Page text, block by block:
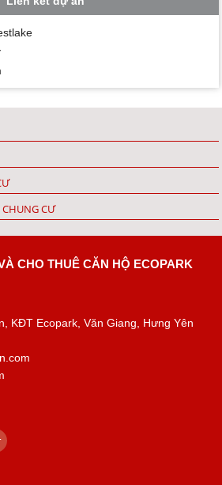
CHUNG CƯ
CHO THUÊ CĂN HỘ ECOPARK
KĐT Ecopark, Văn Giang, Hưng Yên